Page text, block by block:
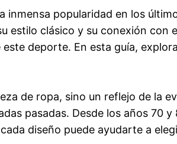
inmensa popularidad en los
estilo clásico y su conexión
deporte. En esta guía,
de ropa, sino un reflejo de la
pasadas. Desde los años 70
diseño puede ayudarte a